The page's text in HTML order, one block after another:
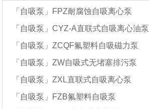
「自吸泵」FPZ耐腐蚀自吸离心泵
「自吸泵」CYZ-A直联式自吸离心油泵
「自吸泵」ZCQF氟塑料自吸磁力泵
「自吸泵」ZW自吸式无堵塞排污泵
「自吸泵」ZXL直联式自吸离心泵
「自吸泵」FZB氟塑料自吸泵